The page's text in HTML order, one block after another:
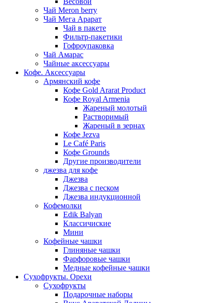
Чай Meron berry
Чай Мега Арарат
Чай в пакете
Фильтр-пакетики
Гофроупаковка
Чай Амарас
Чайные аксессуары
Кофе. Аксессуары
Армянский кофе
Кофе Gold Ararat Product
Кофе Royal Armenia
Жареный молотый
Растворимый
Жареный в зернах
Кофе Jezva
Le Café Paris
Кофе Grounds
Другие производители
джезва для кофе
Джезва
Джезва с песком
Джезва индукционной
Кофемолки
Edik Balyan
Классичиские
Мини
Кофейные чашки
Глиняные чашки
Фарфоровые чашки
Медные кофейные чашки
Сухофрукты. Орехи
Сухофрукты
Подарочные наборы